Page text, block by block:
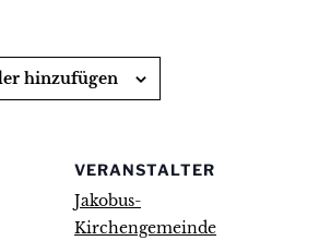
hinzufügen
VERANSTALTER
Jakobus-
Kirchengemeinde